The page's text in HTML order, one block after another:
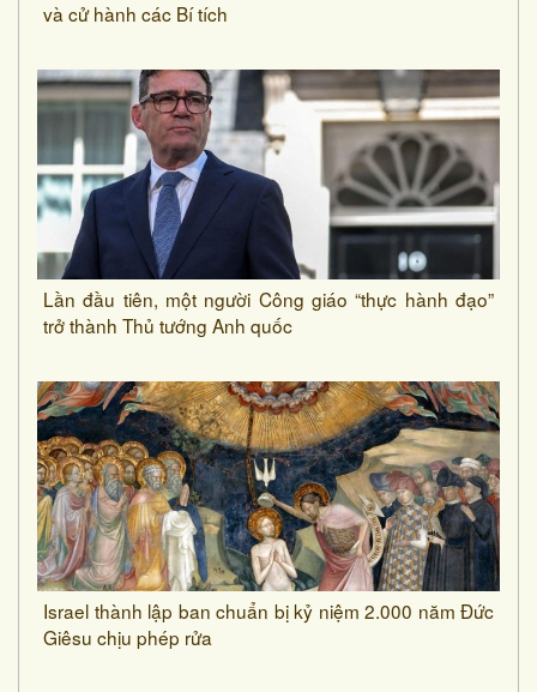
và cử hành các Bí tích
Lần đầu tiên, một người Công giáo “thực hành đạo”
trở thành Thủ tướng Anh quốc
Israel thành lập ban chuẩn bị kỷ niệm 2.000 năm Đức
Giêsu chịu phép rửa